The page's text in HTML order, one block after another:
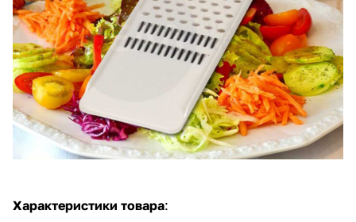
Характеристики товара: